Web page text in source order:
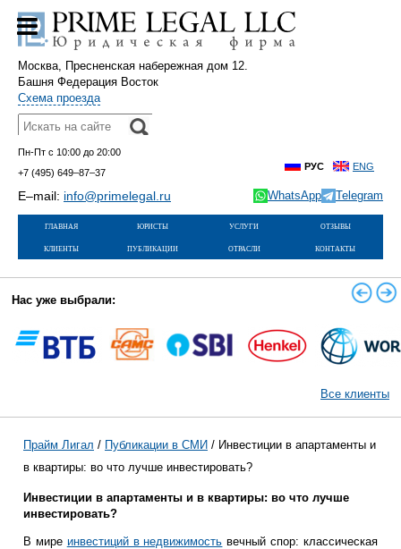
РУС ENG
WhatsApp Telegram
Москва, Пресненская набережная дом 12.
Башня Федерация Восток
Схема проезда
Пн-Пт с 10:00 до 20:00
+7 (495) 649–87–37
E–mail: info@primelegal.ru
главная юристы услуги
отзывы
клиенты
публикации отрасли контакты
Нас уже выбрали:
Все клиенты
Прайм Лигал / Публикации в СМИ / Инвестиции в апартаменты и
в квартиры: во что лучше инвестировать?
Инвестиции в апартаменты и в квартиры: во что лучше
инвестировать?
В мире инвестиций в недвижимость вечный спор: классическая